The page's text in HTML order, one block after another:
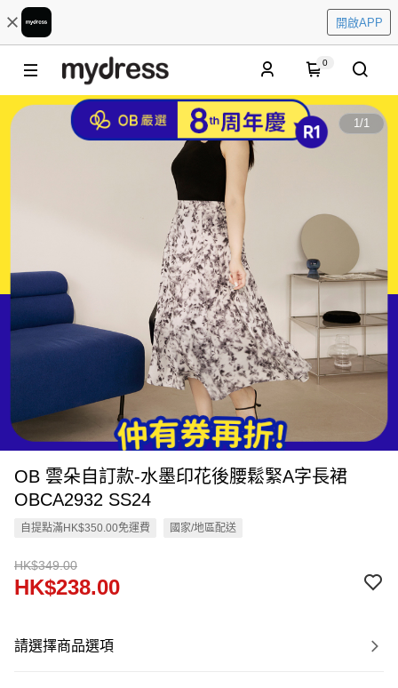
開啟APP
0
1/1
OB 雲朵自訂款-水墨印花後腰鬆緊A字長裙
OBCA2932 SS24
自提點滿HK$350.00免運費 國家/地區配送
HK$349.00
HK$238.00
請選擇商品選項